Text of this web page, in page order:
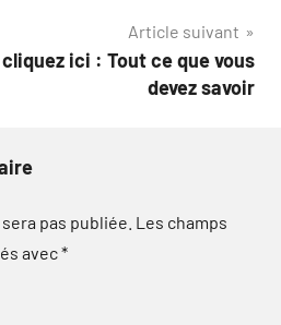
Article suivant
cliquez ici : Tout ce que vous
devez savoir
pas publiée. Les champs
avec*